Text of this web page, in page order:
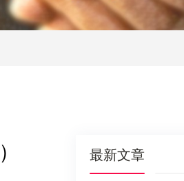
最新文章